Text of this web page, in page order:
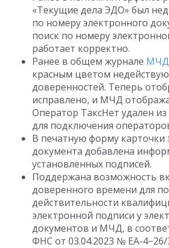
«Текущие дела ЭДО» был
по номеру электронного
поиск по номеру
работает корректно.
Ранее в общем журнале МЧД
красным цветом
доверенностей. Теперь
исправлено, и МЧД
Оператор ТаксНет удален из
для подключения
В печатную форму карточки
документа добавлена
установленных подписей.
Поддержана возможность
доверенного времени для
действительности
электронной подписи у
документов и МЧД, в
ФНС от 03.04.2023 № ЕА-4−26/